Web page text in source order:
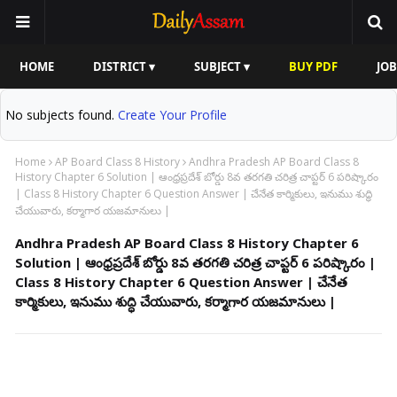
HOME DISTRICT ▾ SUBJECT ▾ BUY PDF
No subjects found. Create Your Profile
Home AP Board Class 8 History Andhra Pradesh AP Board Class 8
History Chapter 6 Solution | ఆంధ్రప్రదేశ్ బోర్డు 8వ తరగతి చరిత్ర చాప్టర్ 6 పరిష్కారం
| Class 8 History Chapter 6 Question Answer | చేనేత కార్మికులు, ఇనుము శుద్ధి
చేయువారు, కర్మాగార యజమానులు |
Andhra Pradesh AP Board Class 8 History Chapter 6
Solution | ఆంధ్రప్రదేశ్ బోర్డు 8వ తరగతి చరిత్ర చాప్టర్ 6 పరిష్కారం |
Class 8 History Chapter 6 Question Answer | చేనేత
కార్మికులు, ఇనుము శుద్ధి చేయువారు, కర్మాగార యజమానులు |